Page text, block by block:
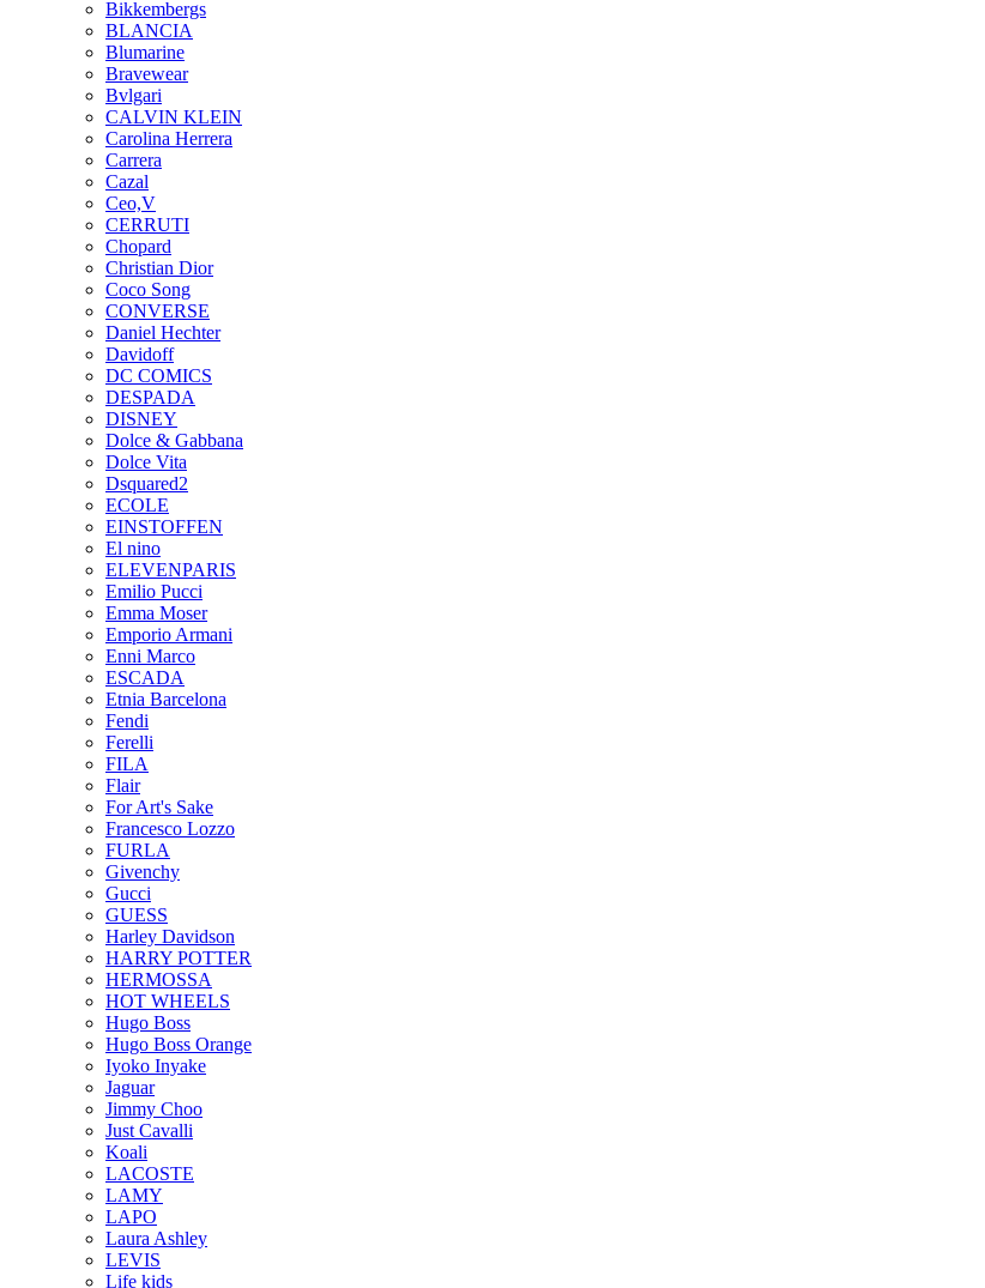
Bikkembergs
BLANCIA
Blumarine
Bravewear
Bvlgari
CALVIN KLEIN
Carolina Herrera
Carrera
Cazal
Ceo,V
CERRUTI
Chopard
Christian Dior
Coco Song
CONVERSE
Daniel Hechter
Davidoff
DC COMICS
DESPADA
DISNEY
Dolce & Gabbana
Dolce Vita
Dsquared2
ECOLE
EINSTOFFEN
El nino
ELEVENPARIS
Emilio Pucci
Emma Moser
Emporio Armani
Enni Marco
ESCADA
Etnia Barcelona
Fendi
Ferelli
FILA
Flair
For Art's Sake
Francesco Lozzo
FURLA
Givenchy
Gucci
GUESS
Harley Davidson
HARRY POTTER
HERMOSSA
HOT WHEELS
Hugo Boss
Hugo Boss Orange
Iyoko Inyake
Jaguar
Jimmy Choo
Just Cavalli
Koali
LACOSTE
LAMY
LAPO
Laura Ashley
LEVIS
Life kids